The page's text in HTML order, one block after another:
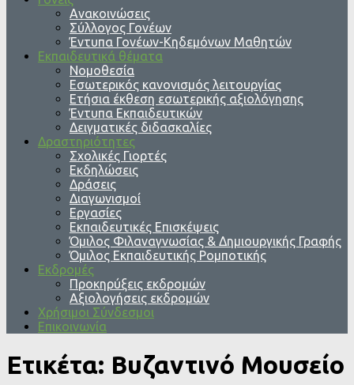
Ανακοινώσεις
Σύλλογος Γονέων
Έντυπα Γονέων-Κηδεμόνων Μαθητών
Εκπαιδευτικά θέματα
Νομοθεσία
Εσωτερικός κανονισμός λειτουργίας
Ετήσια έκθεση εσωτερικής αξιολόγησης
Έντυπα Εκπαιδευτικών
Δειγματικές διδασκαλίες
Δραστηριότητες
Σχολικές Γιορτές
Εκδηλώσεις
Δράσεις
Διαγωνισμοί
Εργασίες
Εκπαιδευτικές Επισκέψεις
Όμιλος Φιλαναγνωσίας & Δημιουργικής Γραφής
Όμιλος Εκπαιδευτικής Ρομποτικής
Εκδρομές
Προκηρύξεις εκδρομών
Αξιολογήσεις εκδρομών
Χρήσιμοι Σύνδεσμοι
Επικοινωνία
Ετικέτα: Βυζαντινό Μουσείο